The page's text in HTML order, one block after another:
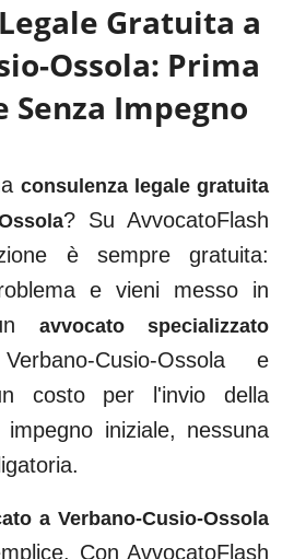
Gratuita a
Ossola: Prima
Senza Impegno
consulenza legale gratuita
? Su AvvocatoFlash
è sempre gratuita:
e vieni messo in
avvocato specializzato
Verbano-Cusio-Ossolae
costo per l'invio della
iniziale, nessuna
a Verbano-Cusio-Ossola
Con AvvocatoFlash